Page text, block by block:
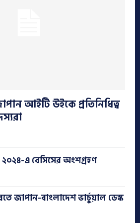
আইটি উইকে প্রতিনিধিত্ব
এ বেসিসের অংশগ্রহণ
জাপান-বাংলাদেশ ভার্চুয়াল ডেস্ক